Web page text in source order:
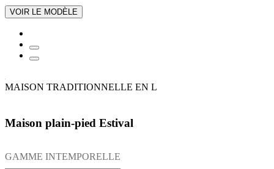
VOIR LE MODÈLE
MAISON TRADITIONNELLE EN L
Maison plain-pied Estival
GAMME INTEMPORELLE